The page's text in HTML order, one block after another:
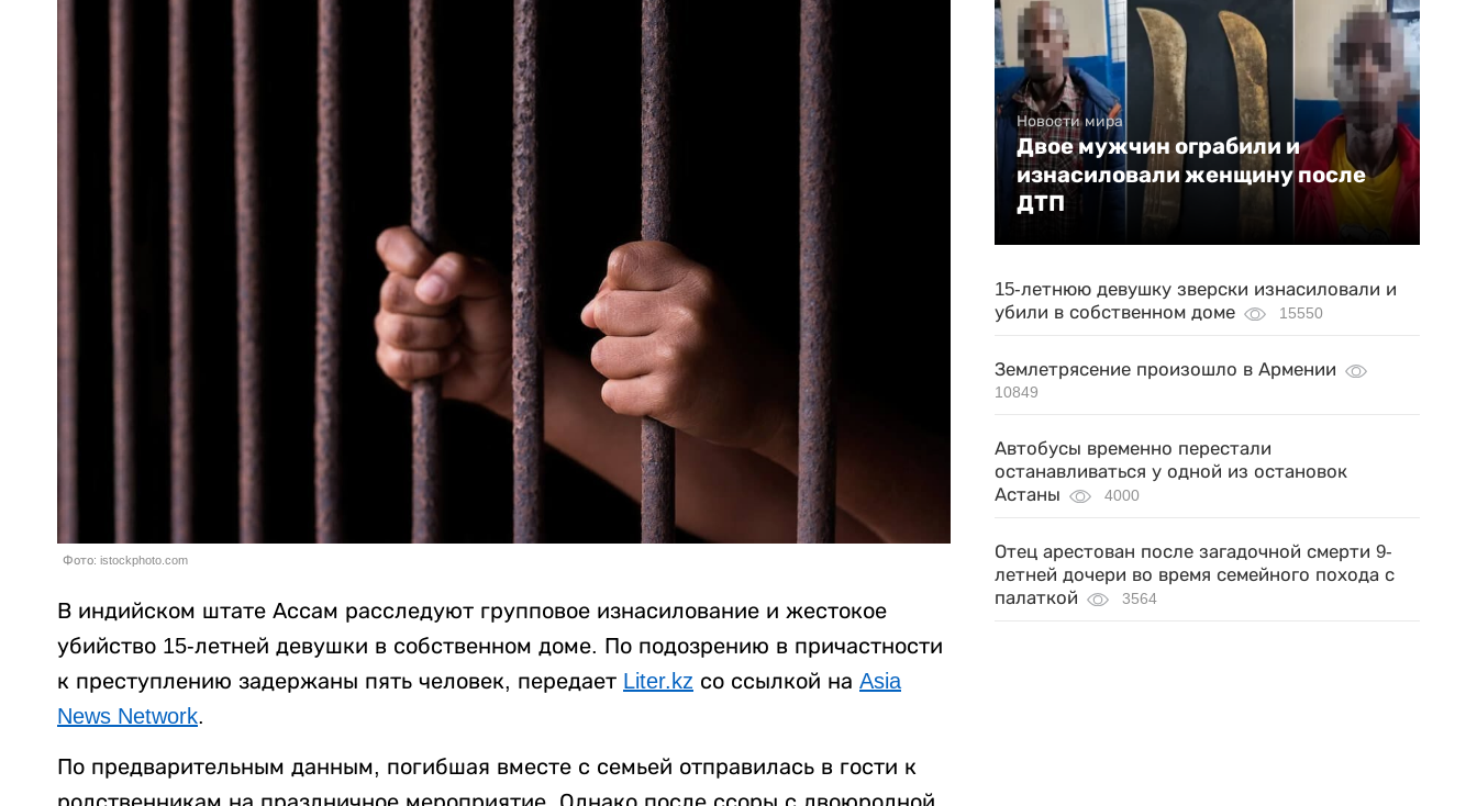
Фото: istockphoto.com
В индийском штате Ассам расследуют групповое изнасилование и жестокое
убийство 15-летней девушки в собственном доме. По подозрению в причастности
к преступлению задержаны пять человек, передает Liter.kz со ссылкой на Asia
News Network.
По предварительным данным, погибшая вместе с семьей отправилась в гости к
Новости мира
Двое мужчин ограбили и
изнасиловали женщину после
ДТП
15-летнюю девушку зверски изнасиловали и
убили в собственном доме
15550
Землетрясение произошло в Армении
10849
Автобусы временно перестали
останавливаться у одной из остановок
Астаны
4000
Отец арестован после загадочной смерти 9-
летней дочери во время семейного похода с
палаткой
3564